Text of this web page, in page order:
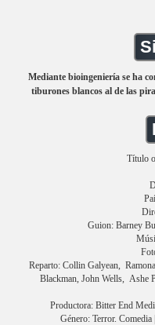
Mediante bioingeniería se ha
tiburones blancos al de las
Título
Guion: Barney
Reparto: Collin Galyean,
Blackman, John Wells, Ashe
Productora: Bitter End
Género: Terror.